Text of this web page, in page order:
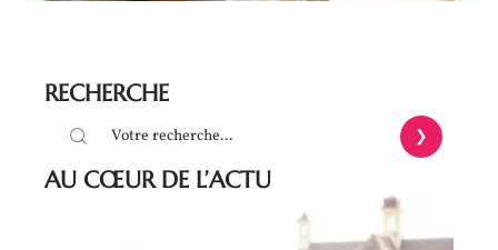
RECHERCHE
AU CŒUR DE L’ACTU